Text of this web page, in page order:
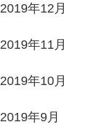
2019年12月
2019年11月
2019年10月
2019年9月